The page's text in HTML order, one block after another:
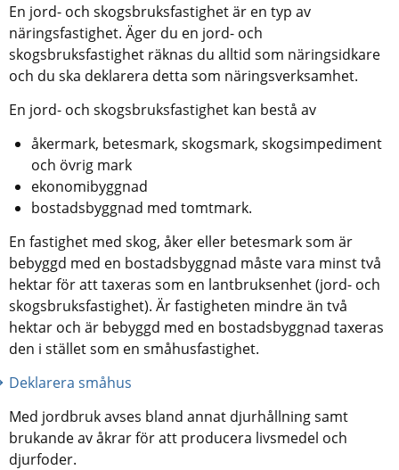
En jord- och skogsbruksfastighet är en typ av
näringsfastighet. Äger du en jord- och
skogsbruksfastighet räknas du alltid som näringsidkare
och du ska deklarera detta som näringsverksamhet.
En jord- och skogsbruksfastighet kan bestå av
åkermark, betesmark, skogsmark, skogsimpediment
och övrig mark
ekonomibyggnad
bostadsbyggnad med tomtmark.
En fastighet med skog, åker eller betesmark som är
bebyggd med en bostadsbyggnad måste vara minst två
hektar för att taxeras som en lantbruksenhet (jord- och
skogsbruksfastighet). Är fastigheten mindre än två
hektar och är bebyggd med en bostadsbyggnad taxeras
den i stället som en småhusfastighet.
Deklarera småhus
Med jordbruk avses bland annat djurhållning samt
brukande av åkrar för att producera livsmedel och
djurfoder.